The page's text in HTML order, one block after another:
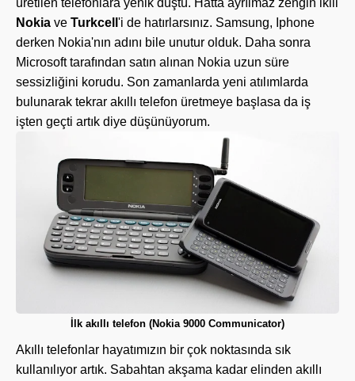
üretilen telefonlara yenik düştü. Hatta ayrılmaz zengin ikili
Nokia ve Turkcell 'i de hatırlarsınız. Samsung, Iphone
derken Nokia'nın adını bile unutur olduk. Daha sonra
Microsoft tarafından satın alınan Nokia uzun süre
sessizliğini korudu. Son zamanlarda yeni atılımlarda
bulunarak tekrar akıllı telefon üretmeye başlasa da iş
işten geçti artık diye düşünüyorum.
İlk akıllı telefon (Nokia 9000 Communicator)
Akıllı telefonlar hayatımızın bir çok noktasında sık
kullanılıyor artık. Sabahtan akşama kadar elinden akıllı